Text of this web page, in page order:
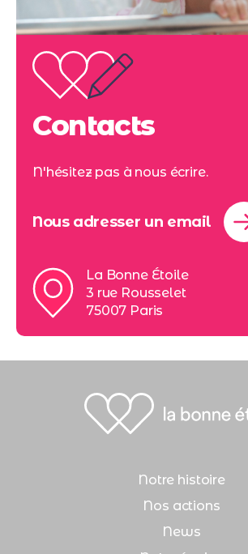
Contacts
N'hésitez pas à nous écrire.
Nous adresser un email
La Bonne Étoile
3 rue Rousselet
75007 Paris
Notre histoire
Nos actions
News